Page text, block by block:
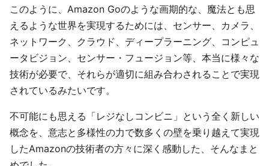
このように、Amazon Goのような画期的な、魔法とも思
えるような世界を実現するためには、センサー、カメラ、
ネットワーク、クラウド、ディープラーニング、コンピュ
ータビジョン、センサー・フュージョン等、本当に様々な
技術が必要で、それらが適切に組み合わされることで実現
されているみたいです。
不可能にも思える「レジなしコンビニ」という全く新しい
概念を、意志と多様性の力で数多くの壁を乗り越えて実現
したAmazonの技術者の方々に深く感動した、そんなまと